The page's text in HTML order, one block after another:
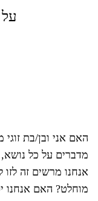
האם אני ובן/בת
מדברים על כל
אנחנו מרשים זה לזו
מוחלט? האם אנחנו